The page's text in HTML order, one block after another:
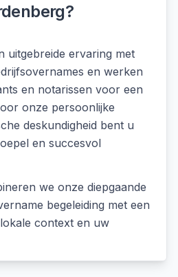
?
uitgebreide ervaring met
en werken
en notarissen voor een
onze persoonlijke
deskundigheid bent u
en succesvol
we onze diepgaande
begeleiding met een
context en uw